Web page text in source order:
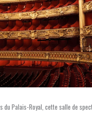
du Palais-Royal, cette salle de